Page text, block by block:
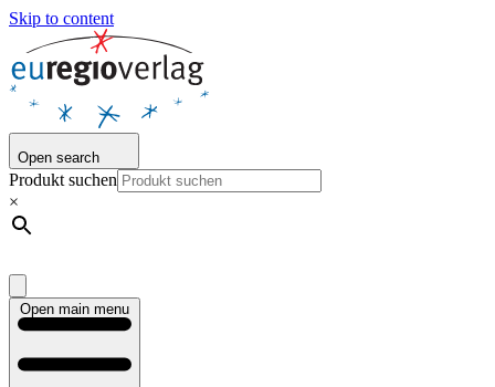
Skip to content
Open search
Produkt suchen
×
Open main menu